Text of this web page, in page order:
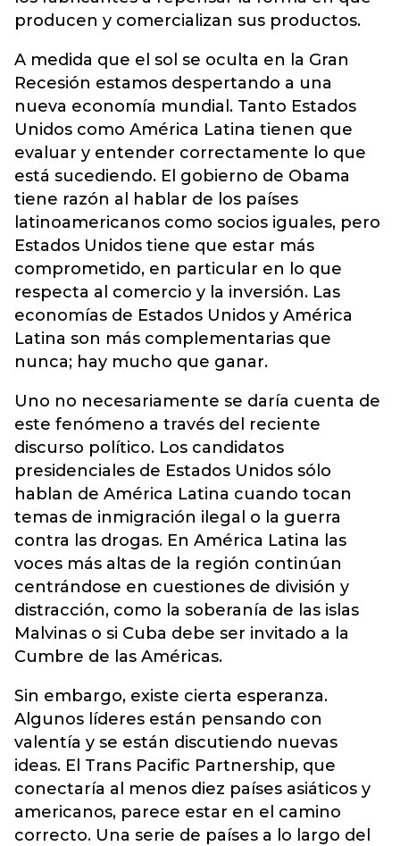
producen y comercializan sus productos.
A medida que el sol se oculta en la Gran
Recesión estamos despertando a una
nueva economía mundial. Tanto Estados
Unidos como América Latina tienen que
evaluar y entender correctamente lo que
está sucediendo. El gobierno de Obama
tiene razón al hablar de los países
latinoamericanos como socios iguales, pero
Estados Unidos tiene que estar más
comprometido, en particular en lo que
respecta al comercio y la inversión. Las
economías de Estados Unidos y América
Latina son más complementarias que
nunca; hay mucho que ganar.
Uno no necesariamente se daría cuenta de
este fenómeno a través del reciente
discurso político. Los candidatos
presidenciales de Estados Unidos sólo
hablan de América Latina cuando tocan
temas de inmigración ilegal o la guerra
contra las drogas. En América Latina las
voces más altas de la región continúan
centrándose en cuestiones de división y
distracción, como la soberanía de las islas
Malvinas o si Cuba debe ser invitado a la
Cumbre de las Américas.
Sin embargo, existe cierta esperanza.
Algunos líderes están pensando con
valentía y se están discutiendo nuevas
ideas. El Trans Pacific Partnership, que
conectaría al menos diez países asiáticos y
americanos, parece estar en el camino
correcto. Una serie de países a lo largo del